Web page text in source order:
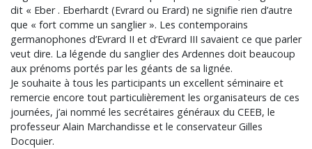
dit « Eber . Eberhardt (Evrard ou Erard) ne signifie rien d’autre
que « fort comme un sanglier ». Les contemporains
germanophones d’Evrard II et d’Evrard III savaient ce que parler
veut dire. La légende du sanglier des Ardennes doit beaucoup
aux prénoms portés par les géants de sa lignée.
Je souhaite à tous les participants un excellent séminaire et
remercie encore tout particulièrement les organisateurs de ces
journées, j’ai nommé les secrétaires généraux du CEEB, le
professeur Alain Marchandisse et le conservateur Gilles
Docquier.